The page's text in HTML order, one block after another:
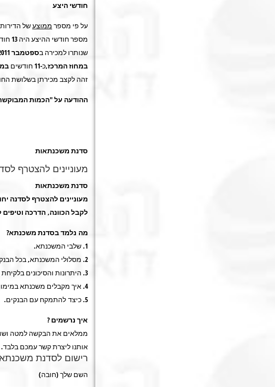
חודשי היצע
על פי מספר ממוצעשל
מספר חודשי ההיצע היה 13 חודשים
שנותרו למכירה בספטמבר 2011
במחוזהמרכז,כ-11 חודשים
זהה לקצב מכירתן בשלושת
ההודעה על "הכמות המבוקשת של דירות
סדנת משכנתאות
מעוניינים להצטרף
סדנת משכנתאות
מעוניינים להצטרף לסדנה
לקבל הכוונה, הדרכה
מה נלמד בסדנת משכנתא?
1. שלבי המשכנתא.
2. מסלולי המשכנתא, בכל הבנקים.
3. היתרונות והסיכונים בלקיחת משכנתא.
4. איך מקבלים משכנתא במימון גבוהה.
5. כיצד להתמקח עם הבנקים.
איך נרשמים ?
ממלאים את הבקשה למטה
אותנו ליצרת קשר עמכם בלבד.
רישום לסדנת
השם שלך (חובה)